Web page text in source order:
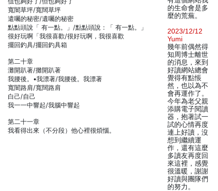
寬闇草坪/寬闊草坪
遣囑的秘密/遺囑的秘密
點點頭說「 有一點。」/點點頭說：「 有一點。」
很好玩啊「我很喜歡/很好玩啊，我很喜歡
擺回釣具/擺回釣具箱
第二十章
灘開趴著/攤開趴著
我腰後。•我漂著/我腰後。我漂著
寬闇路肩/寬闊路肩
白己/自己
我一一中響起/我腦中響起
第二十一章
我看得出來（不分段）他心裡很煩惱。
的生命會是多
麼的荒蕪。
2023/12/12
Yumi
幾年前偶然得
知周博士離世
的消息，來到
好讀網站總會
覺得有點悵
然，也以為不
會再運作了。
今年為老父親
添購電子閱讀
器，抱著試一
試的心情再度
連上好讀，沒
想到繼續運
作，還有這麼
多讀友再度回
來這裡，感覺
很溫暖，謝謝
好讀與團隊們
的努力。